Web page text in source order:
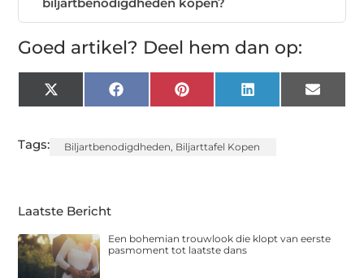
biljartbenodigdheden kopen?
Goed artikel? Deel hem dan op:
X
(Twitter)
FacebookPinterest LinkedIn Email
Tags: Biljartbenodigdheden, Biljarttafel Kopen
Laatste Bericht
Een bohemian trouwlook die klopt van eerste
pasmoment tot laatste dans